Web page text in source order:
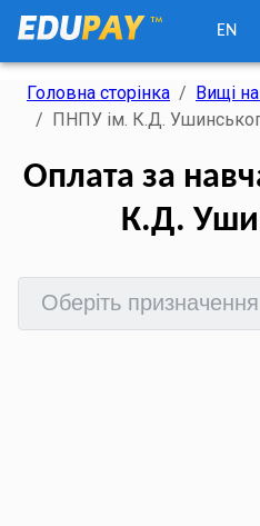
EN
Головна сторінка / Вищі
/ ПНПУ ім. К.Д.
Оплата за
К.Д.